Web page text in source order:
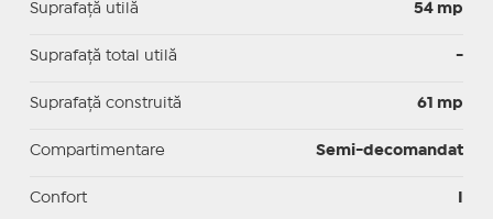
Suprafaţă utilă 54 mp
Suprafaţă total utilă -
Suprafaţă construită 61 mp
Compartimentare Semi-decomandat
Confort